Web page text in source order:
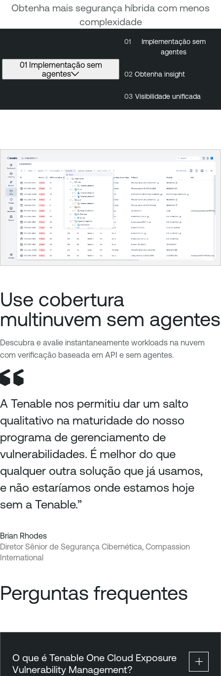
Obtenha mais segurança híbrida com menos
complexidade
01 Implementação sem
agentes
01
01
Implementação sem
agentes
02 Obtenha insight
03 Visibilidade unificada
Use cobertura
multinuvem sem agentes
Descubra e avalie instantaneamente workloads na nuvem
com verificação baseada em API e sem agentes.
A Tenable nos permitiu dar um salto
qualitativo na maturidade do nosso
programa de gerenciamento de
vulnerabilidades. É melhor do que
qualquer outra solução que já usamos,
e não estaríamos onde estamos hoje
sem a Tenable.”
Brian Rhodes
Diretor Sênior de Segurança Cibernética, Compassion
International
Perguntas frequentes
O que é Tenable One Cloud Exposure
Vulnerability Management?